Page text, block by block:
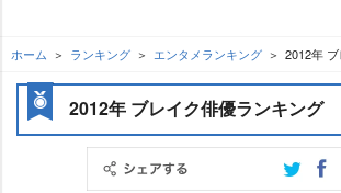
ホーム ランキング エンタメランキング 2012年
2012年 ブレイク俳優ランキング